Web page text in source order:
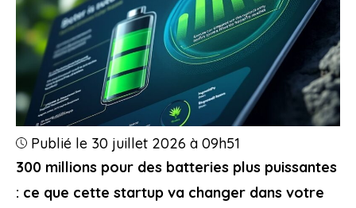
300 millions pour des batteries plus puissantes
: ce que cette startup va changer dans votre
Publié le 30 juillet 2026 à 09h51